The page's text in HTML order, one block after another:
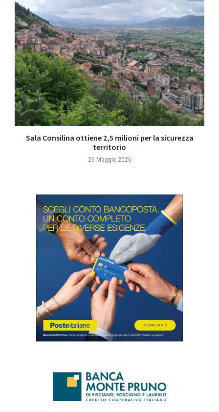
Sala Consilina ottiene 2,5 milioni per la sicurezza
territorio
26 Maggio 2026